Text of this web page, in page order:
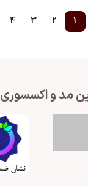
1
2
3
4
مد و اکسسوری